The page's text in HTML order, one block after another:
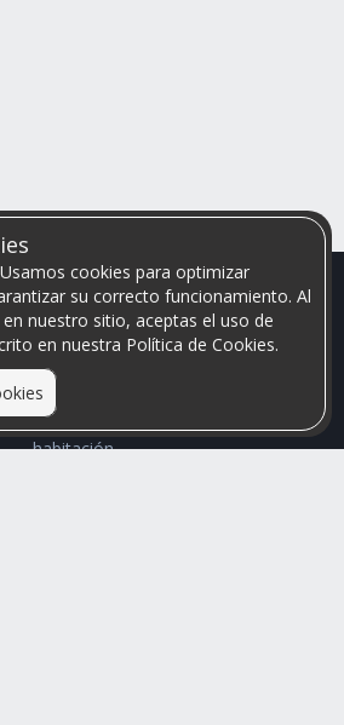
cookies para optimizar
su correcto funcionamiento. Al
nuestro sitio, aceptas el uso de
en nuestra Política de Cookies.
que arriendan con las que buscan una
habitación